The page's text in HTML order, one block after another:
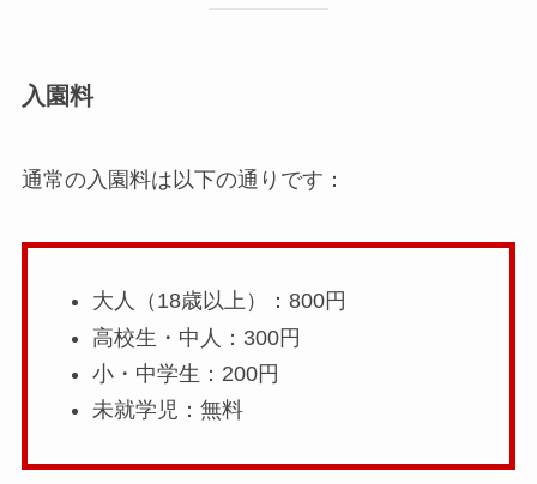
入園料
通常の入園料は以下の通りです：
大人（18歳以上）：800円
高校生・中人：300円
小・中学生：200円
未就学児：無料